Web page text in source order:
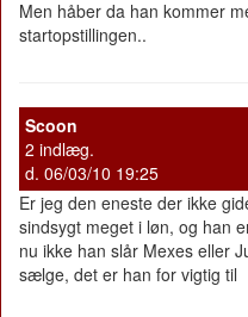
Men håber da han kommer
startopstillingen..
Scoon
2 indlæg.
d. 06/03/10 19:25
Er jeg den eneste der ikke
sindsygt meget i løn, og han
nu ikke han slår Mexes eller
sælge, det er han for vigtig til